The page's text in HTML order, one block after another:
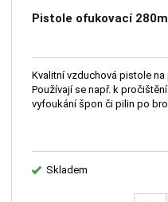
Pistole ofukovací
Kvalitní vzduchová pistole
Používají se např. k
vyfoukání špon či pilin po
Skladem